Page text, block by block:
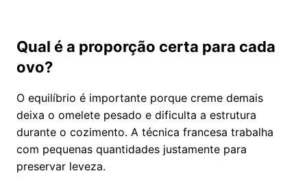
Qual é a proporção certa para cada
ovo?
O equilíbrio é importante porque creme demais
deixa o omelete pesado e dificulta a estrutura
durante o cozimento. A técnica francesa trabalha
com pequenas quantidades justamente para
preservar leveza.